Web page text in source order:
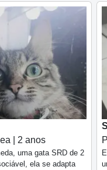
| 2 anos
uma gata SRD de 2
ela se adapta